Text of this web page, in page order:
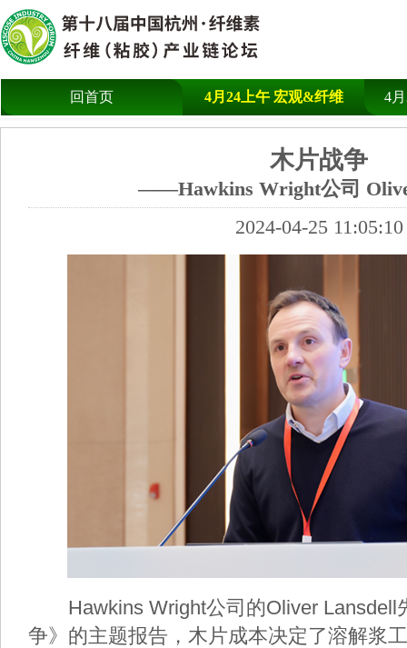
回首页 4月24上午 宏观&纤维 4
木片战争
——Hawkins Wright公司
2024-04-25 11:05:10
Hawkins Wright公司的Oliver Lansdell
争》的主题报告，木片成本决定了溶解浆